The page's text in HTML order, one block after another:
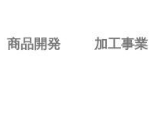
商品開発 加工事業